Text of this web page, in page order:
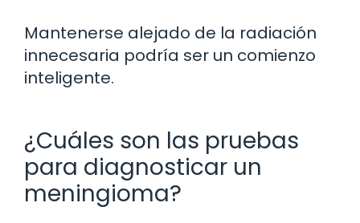
Mantenerse alejado de la radiación
innecesaria podría ser un comienzo
inteligente.
¿Cuáles son las pruebas
para diagnosticar un
meningioma?